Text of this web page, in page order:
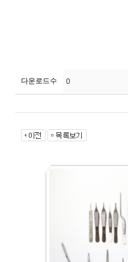
다운로드수 0